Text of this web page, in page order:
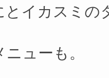
とイカスミの
ューも。